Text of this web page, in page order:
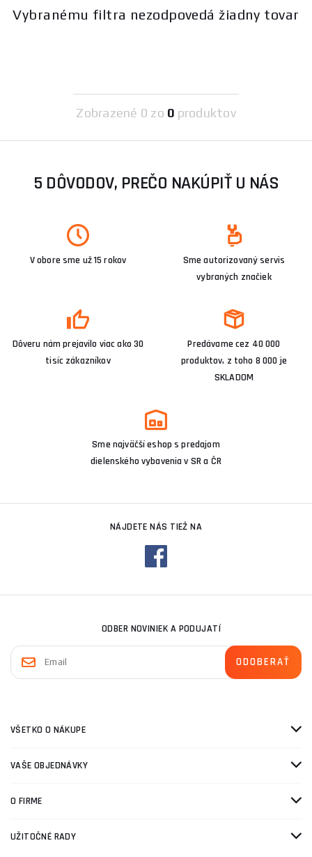
Vybranému filtra nezodpovedá žiadny tovar
Zobrazené 0 zo 0 produktov
5 DÔVODOV, PREČO NAKÚPIŤ U NÁS
V obore sme už 15 rokov
Sme autorizovaný servis
vybraných značiek
Dôveru nám prejavilo viac ako 30
tisíc zákazníkov
Predávame cez 40 000
produktov, z toho 8 000 je
SKLADOM
Sme najväčší eshop s predajom
dielenského vybavenia v SR a ČR
NÁJDETE NÁS TIEŽ NA
ODBER NOVINIEK A PODUJATÍ
VŠETKO O NÁKUPE
VAŠE OBJEDNÁVKY
O FIRME
UŽITOČNÉ RADY